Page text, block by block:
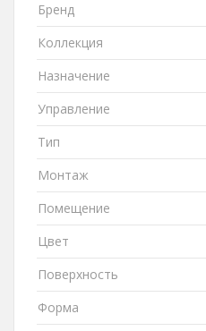
Бренд
Коллекция
Назначение
Управление
Тип
Монтаж
Помещение
Цвет
Поверхность
Форма